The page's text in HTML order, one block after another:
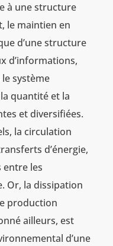
à une structure
le maintien en
d’une structure
d’informations,
système
quantité et la
et diversifiées.
la circulation
d’énergie,
entre les
Or, la dissipation
production
ailleurs, est
d’une